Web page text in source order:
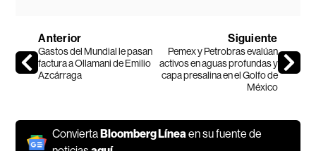
Anterior
Gastos del Mundial le pasan
factura a Ollamani de Emilio
Azcárraga
Siguiente
Pemex y Petrobras evalúan
activos en aguas profundas y
capa presalina en el Golfo de
México
ConviertaBloomberg Líneaen su fuente de